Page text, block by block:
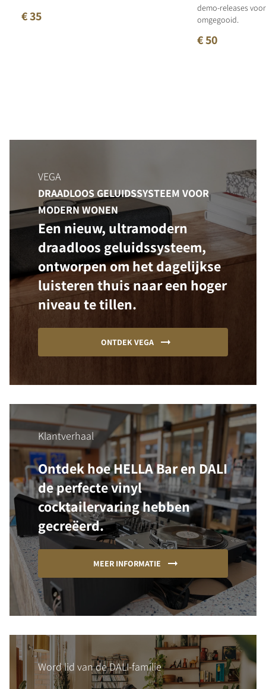
€ 35
demo-releases
omgegooid.
€ 50
VEGA
DRAADLOOS GELUIDSSYSTEEM VOOR
MODERN WONEN
Een nieuw, ultramodern
draadloos geluidssysteem,
ontworpen om het dagelijkse
luisteren thuis naar een hoger
niveau te tillen.
ONTDEK VEGA
Klantverhaal
Ontdek hoe HELLA Bar en DALI
de perfecte vinyl
cocktailervaring hebben
gecreëerd.
MEER INFORMATIE
Word lid van de DALI-familie